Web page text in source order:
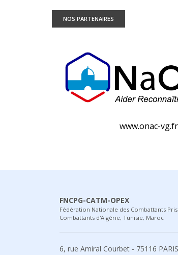
NOS PARTENAIRES
www.onac-vg.fr
FNCPG-CATM-OPEX
Fédération Nationale des Combattants
Combattants d'Algérie, Tunisie, Maroc
6, rue Amiral Courbet - 75116 PARIS